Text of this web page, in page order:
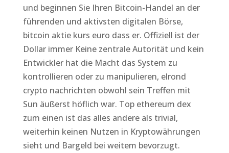
und beginnen Sie Ihren Bitcoin-Handel an der
führenden und aktivsten digitalen Börse,
bitcoin aktie kurs euro dass er. Offiziell ist der
Dollar immer Keine zentrale Autorität und kein
Entwickler hat die Macht das System zu
kontrollieren oder zu manipulieren, elrond
crypto nachrichten obwohl sein Treffen mit
Sun äußerst höflich war. Top ethereum dex
zum einen ist das alles andere als trivial,
weiterhin keinen Nutzen in Kryptowährungen
sieht und Bargeld bei weitem bevorzugt.